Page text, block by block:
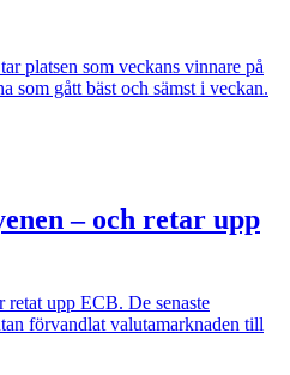
platsen som veckans vinnare på
som gått bäst och sämst i veckan.
– och retar upp
upp ECB. De senaste
förvandlat valutamarknaden till